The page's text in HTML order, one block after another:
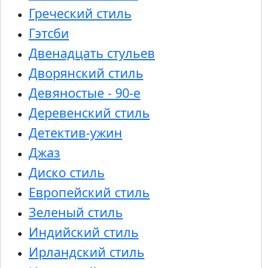
Греческий стиль
Гэтсби
Двенадцать стульев
Дворянский стиль
Девяностые - 90-е
Деревенский стиль
Детектив-ужин
Джаз
Диско стиль
Европейский стиль
Зеленый стиль
Индийский стиль
Ирландский стиль